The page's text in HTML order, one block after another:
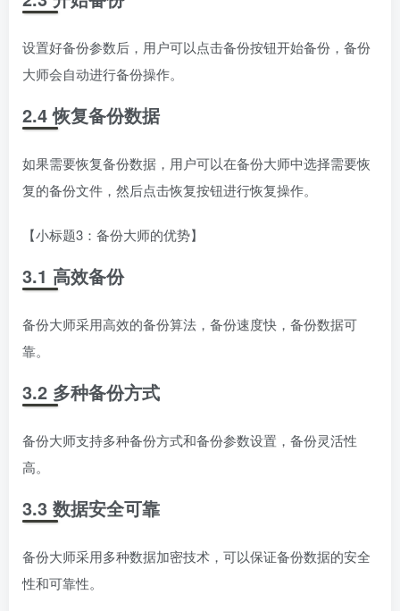
设置好备份参数后，用户可以点击备份按钮开始备份，备份
大师会自动进行备份操作。
2.4 恢复备份数据
如果需要恢复备份数据，用户可以在备份大师中选择需要恢
复的备份文件，然后点击恢复按钮进行恢复操作。
【小标题3：备份大师的优势】
3.1 高效备份
备份大师采用高效的备份算法，备份速度快，备份数据可
靠。
3.2 多种备份方式
备份大师支持多种备份方式和备份参数设置，备份灵活性
高。
3.3 数据安全可靠
备份大师采用多种数据加密技术，可以保证备份数据的安全
性和可靠性。